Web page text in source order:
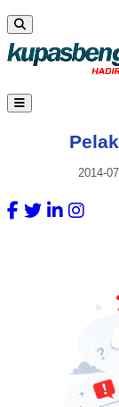
2014-